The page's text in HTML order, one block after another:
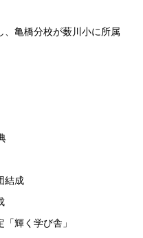
、亀橋分校が薮川小に所属
結成
輝く学び舎」